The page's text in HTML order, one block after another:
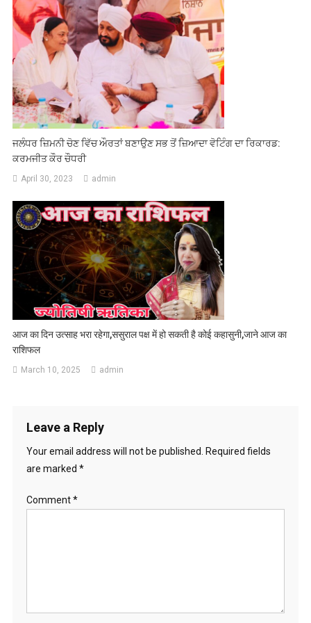
ਜਲੰਧਰ ਜ਼ਿਮਨੀ ਚੋਣ ਵਿੱਚ ਔਰਤਾਂ ਬਣਾਉਣ ਸਭ ਤੋਂ ਜ਼ਿਆਦਾ ਵੋਟਿੰਗ ਦਾ ਰਿਕਾਰਡ:
ਕਰਮਜੀਤ ਕੌਰ ਚੌਧਰੀ
April 30, 2023 admin
आज का दिन उत्साह भरा रहेगा,ससुराल पक्ष में हो सकती है कोई कहासुनी,जाने आज का
राशिफल
March 10, 2025 admin
Leave a Reply
Your email address will not be published. Required fields
are marked *
Comment*